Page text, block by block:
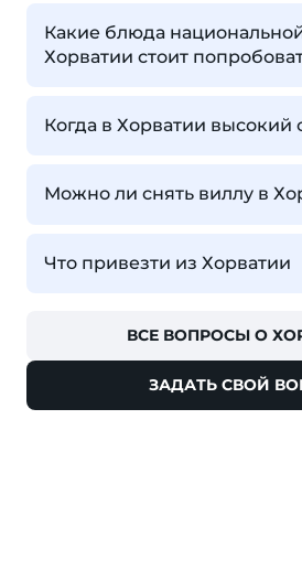
Какие блюда
Хорватии стоит
Когда в Хорватии высокий
Можно ли снять виллу в
Что привезти из Хорватии
ВСЕ ВОПРОСЫ О
ЗАДАТЬ СВОЙ